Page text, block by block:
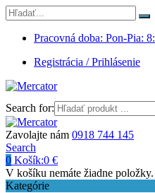
Pracovná doba: Pon-Pia:
Registrácia / Prihlásenie
Search for:
Zavolajte nám 0918 744 145
Search
0 Košík:0 €
V košíku nemáte žiadne položky.
Kategórie